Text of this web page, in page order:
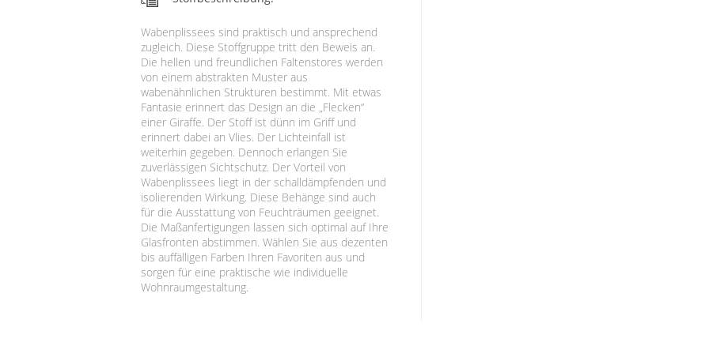
Wabenplissees sind praktisch und ansprechend
zugleich. Diese Stoffgruppe tritt den Beweis an.
Die hellen und freundlichen Faltenstores werden
von einem abstrakten Muster aus
wabenähnlichen Strukturen bestimmt. Mit etwas
Fantasie erinnert das Design an die „Flecken“
einer Giraffe. Der Stoff ist dünn im Griff und
erinnert dabei an Vlies. Der Lichteinfall ist
weiterhin gegeben. Dennoch erlangen Sie
zuverlässigen Sichtschutz. Der Vorteil von
Wabenplissees liegt in der schalldämpfenden und
isolierenden Wirkung. Diese Behänge sind auch
für die Ausstattung von Feuchträumen geeignet.
Die Maßanfertigungen lassen sich optimal auf Ihre
Glasfronten abstimmen. Wählen Sie aus dezenten
bis auffälligen Farben Ihren Favoriten aus und
sorgen für eine praktische wie individuelle
Wohnraumgestaltung.